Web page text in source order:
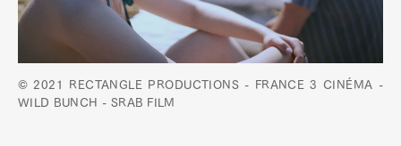
© 2021 RECTANGLE PRODUCTIONS - FRANCE 3 CINÉMA -
WILD BUNCH - SRAB FILM